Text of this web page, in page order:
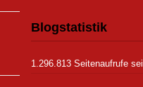
Blogstatistik
1.296.813 Seitenaufrufe